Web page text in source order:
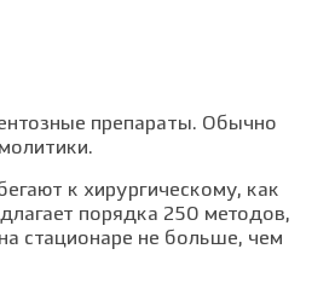
препараты. Обычно
к хирургическому, как
порядка 250 методов,
стационаре не больше, чем